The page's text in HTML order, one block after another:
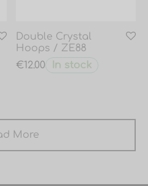
Double Crystal
Hoops / ZE88
€12.00 In stock
More